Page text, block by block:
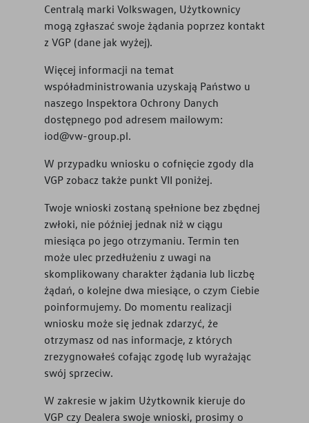
Centralą marki Volkswagen, Użytkownicy
mogą zgłaszać swoje żądania poprzez kontakt
z VGP (dane jak wyżej).
Więcej informacji na temat
współadministrowania uzyskają Państwo u
naszego Inspektora Ochrony Danych
dostępnego pod adresem mailowym:
iod@vw-group.pl.
W przypadku wniosku o cofnięcie zgody dla
VGP zobacz także punkt VII poniżej.
Twoje wnioski zostaną spełnione bez zbędnej
zwłoki, nie później jednak niż w ciągu
miesiąca po jego otrzymaniu. Termin ten
może ulec przedłużeniu z uwagi na
skomplikowany charakter żądania lub liczbę
żądań, o kolejne dwa miesiące, o czym Ciebie
poinformujemy. Do momentu realizacji
wniosku może się jednak zdarzyć, że
otrzymasz od nas informacje, z których
zrezygnowałeś cofając zgodę lub wyrażając
swój sprzeciw.
W zakresie w jakim Użytkownik kieruje do
VGP czy Dealera swoje wnioski, prosimy o